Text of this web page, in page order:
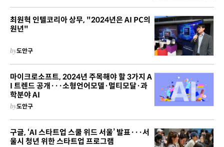
최원혁 인텔코리아 상무, "2024년은 AI PC의
원년"
by도안구
마이크로소프트, 2024년 주목해야 할 3가지 A
I 트렌드 공개···소형언어모델·멀티모달·과
학분야 AI
by도안구
구글, ‘AI 스타트업 스쿨 위드 서울’ 발표···서
울시 청년 위한 스타트업 프로그램